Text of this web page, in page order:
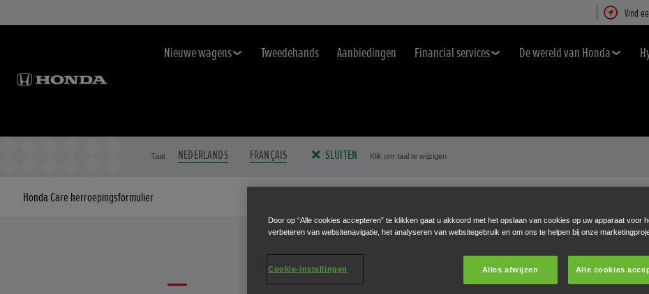
Vind
Nieuwe wagens Tweedehands Aanbiedingen Financial services De wereld van Honda
Taal NEDERLANDS FRANÇAIS SLUITEN Klik om taal te wijzigen
Honda Care herroepingsformulier
Door op “Alle cookies accepteren” te klikken gaat u akkoord met het opslaan van cookies op uw apparaat voor
verbeteren van websitenavigatie, het analyseren van websitegebruik en om ons te helpen bij onze
Alles afwijzen Alle cookies
Cookie-instellingen